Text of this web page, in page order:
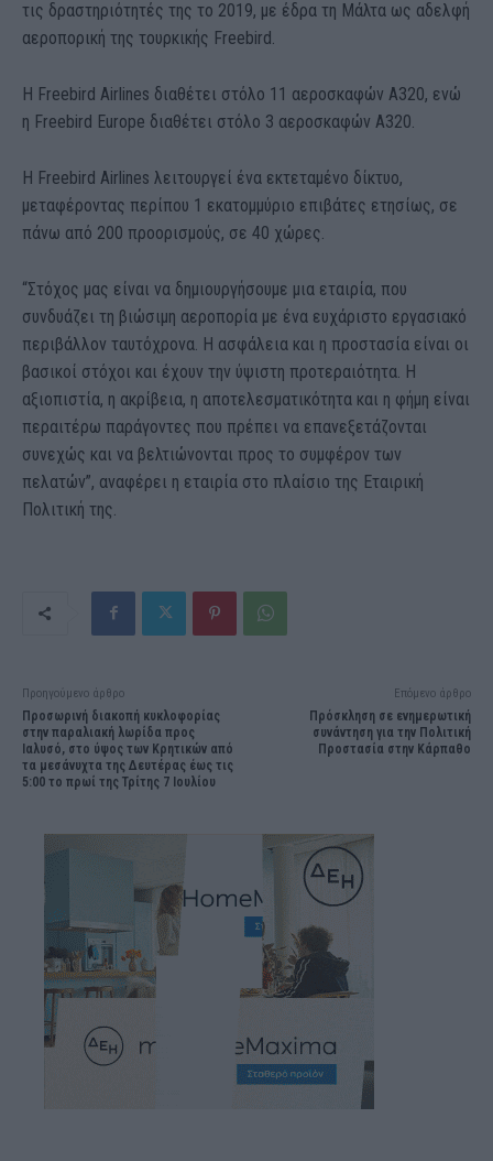
τις δραστηριότητές της το 2019, με έδρα τη Μάλτα ως αδελφή
αεροπορική της τουρκικής Freebird.
Η Freebird Airlines διαθέτει στόλο 11 αεροσκαφών A320, ενώ
η Freebird Europe διαθέτει στόλο 3 αεροσκαφών A320.
Η Freebird Airlines λειτουργεί ένα εκτεταμένο δίκτυο,
μεταφέροντας περίπου 1 εκατομμύριο επιβάτες ετησίως, σε
πάνω από 200 προορισμούς, σε 40 χώρες.
“Στόχος μας είναι να δημιουργήσουμε μια εταιρία, που
συνδυάζει τη βιώσιμη αεροπορία με ένα ευχάριστο εργασιακό
περιβάλλον ταυτόχρονα. Η ασφάλεια και η προστασία είναι οι
βασικοί στόχοι και έχουν την ύψιστη προτεραιότητα. Η
αξιοπιστία, η ακρίβεια, η αποτελεσματικότητα και η φήμη είναι
περαιτέρω παράγοντες που πρέπει να επανεξετάζονται
συνεχώς και να βελτιώνονται προς το συμφέρον των
πελατών”, αναφέρει η εταιρία στο πλαίσιο της Εταιρική
Πολιτική της.
Προηγούμενο άρθρο
Προσωρινή διακοπή κυκλοφορίας
στην παραλιακή λωρίδα προς
Ιαλυσό, στο ύψος των Κρητικών από
τα μεσάνυχτα της Δευτέρας έως τις
5:00 το πρωί της Τρίτης 7 Ιουλίου
Επόμενο άρθρο
Πρόσκληση σε ενημερωτική
συνάντηση για την Πολιτική
Προστασία στην Κάρπαθο